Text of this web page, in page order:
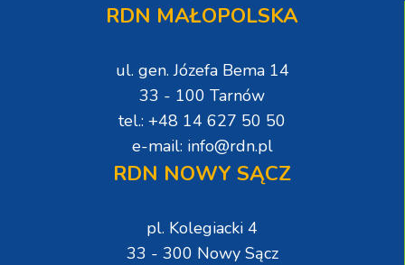
RDN MAŁOPOLSKA
ul. gen. Józefa Bema 14
33 - 100 Tarnów
tel.: +48 14 627 50 50
e-mail: info@rdn.pl
RDN NOWY SĄCZ
pl. Kolegiacki 4
33 - 300 Nowy Sącz